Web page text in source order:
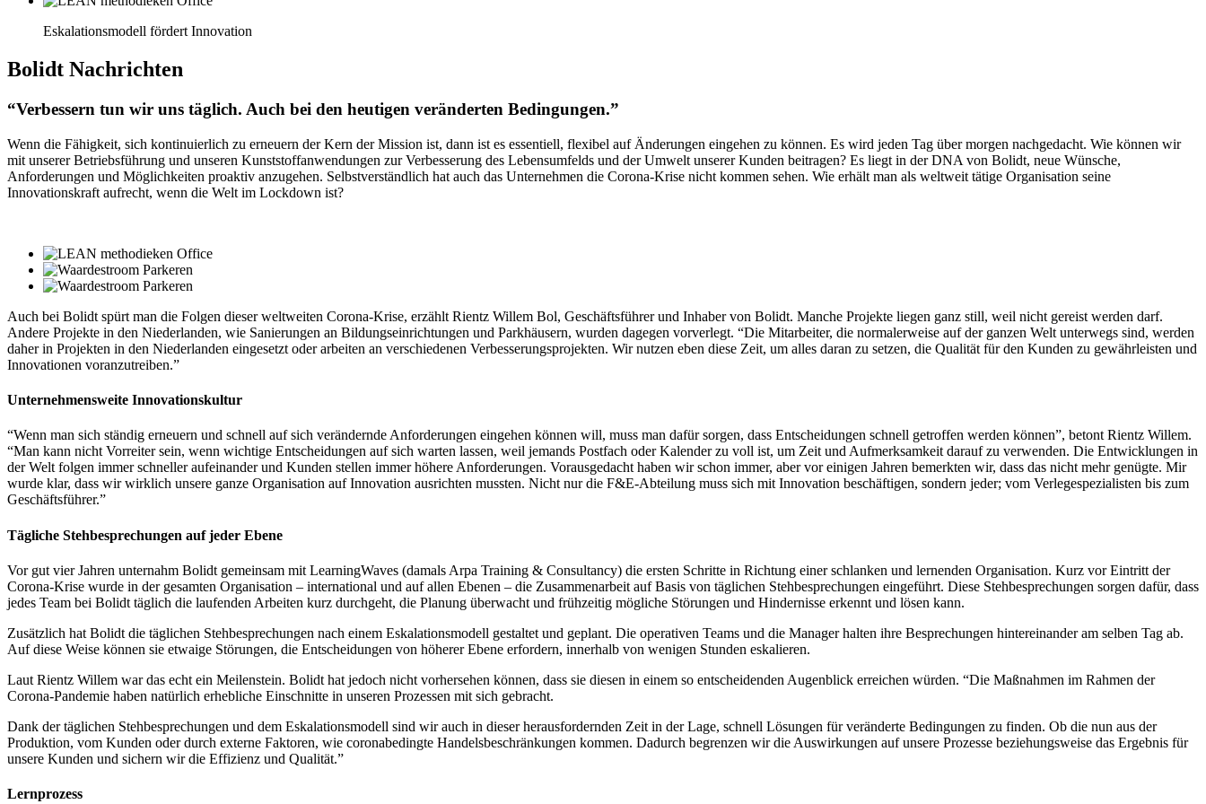
Eskalationsmodell fördert Innovation
Bolidt Nachrichten
“Verbessern tun wir uns täglich. Auch bei den heutigen veränderten Bedingungen.”
Wenn die Fähigkeit, sich kontinuierlich zu erneuern der Kern der Mission ist, dann ist es essentiell, flexibel auf Änderungen eingehen zu können. Es wird jeden Tag über morgen nachgedacht. Wie können wir
mit unserer Betriebsführung und unseren Kunststoffanwendungen zur Verbesserung des Lebensumfelds und der Umwelt unserer Kunden beitragen? Es liegt in der DNA von Bolidt, neue Wünsche,
Anforderungen und Möglichkeiten proaktiv anzugehen. Selbstverständlich hat auch das Unternehmen die Corona-Krise nicht kommen sehen. Wie erhält man als weltweit tätige Organisation seine
Innovationskraft aufrecht, wenn die Welt im Lockdown ist?
Auch bei Bolidt spürt man die Folgen dieser weltweiten Corona-Krise, erzählt Rientz Willem Bol, Geschäftsführer und Inhaber von Bolidt. Manche Projekte liegen ganz still, weil nicht gereist werden darf.
Andere Projekte in den Niederlanden, wie Sanierungen an Bildungseinrichtungen und Parkhäusern, wurden dagegen vorverlegt. “Die Mitarbeiter, die normalerweise auf der ganzen Welt unterwegs sind, werden
daher in Projekten in den Niederlanden eingesetzt oder arbeiten an verschiedenen Verbesserungsprojekten. Wir nutzen eben diese Zeit, um alles daran zu setzen, die Qualität für den Kunden zu gewährleisten und
Innovationen voranzutreiben.”
Unternehmensweite Innovationskultur
“Wenn man sich ständig erneuern und schnell auf sich verändernde Anforderungen eingehen können will, muss man dafür sorgen, dass Entscheidungen schnell getroffen werden können”, betont Rientz Willem.
“Man kann nicht Vorreiter sein, wenn wichtige Entscheidungen auf sich warten lassen, weil jemands Postfach oder Kalender zu voll ist, um Zeit und Aufmerksamkeit darauf zu verwenden. Die Entwicklungen in
der Welt folgen immer schneller aufeinander und Kunden stellen immer höhere Anforderungen. Vorausgedacht haben wir schon immer, aber vor einigen Jahren bemerkten wir, dass das nicht mehr genügte. Mir
wurde klar, dass wir wirklich unsere ganze Organisation auf Innovation ausrichten mussten. Nicht nur die F&E-Abteilung muss sich mit Innovation beschäftigen, sondern jeder; vom Verlegespezialisten bis zum
Geschäftsführer.”
Tägliche Stehbesprechungen auf jeder Ebene
Vor gut vier Jahren unternahm Bolidt gemeinsam mit LearningWaves (damals Arpa Training & Consultancy) die ersten Schritte in Richtung einer schlanken und lernenden Organisation. Kurz vor Eintritt der
Corona-Krise wurde in der gesamten Organisation – international und auf allen Ebenen – die Zusammenarbeit auf Basis von täglichen Stehbesprechungen eingeführt. Diese Stehbesprechungen sorgen dafür, dass
jedes Team bei Bolidt täglich die laufenden Arbeiten kurz durchgeht, die Planung überwacht und frühzeitig mögliche Störungen und Hindernisse erkennt und lösen kann.
Zusätzlich hat Bolidt die täglichen Stehbesprechungen nach einem Eskalationsmodell gestaltet und geplant. Die operativen Teams und die Manager halten ihre Besprechungen hintereinander am selben Tag ab.
Auf diese Weise können sie etwaige Störungen, die Entscheidungen von höherer Ebene erfordern, innerhalb von wenigen Stunden eskalieren.
Laut Rientz Willem war das echt ein Meilenstein. Bolidt hat jedoch nicht vorhersehen können, dass sie diesen in einem so entscheidenden Augenblick erreichen würden. “Die Maßnahmen im Rahmen der
Corona-Pandemie haben natürlich erhebliche Einschnitte in unseren Prozessen mit sich gebracht.
Dank der täglichen Stehbesprechungen und dem Eskalationsmodell sind wir auch in dieser herausfordernden Zeit in der Lage, schnell Lösungen für veränderte Bedingungen zu finden. Ob die nun aus der
Produktion, vom Kunden oder durch externe Faktoren, wie coronabedingte Handelsbeschränkungen kommen. Dadurch begrenzen wir die Auswirkungen auf unsere Prozesse beziehungsweise das Ergebnis für
unsere Kunden und sichern wir die Effizienz und Qualität.”
Lernprozess